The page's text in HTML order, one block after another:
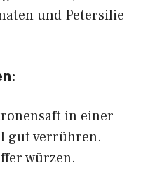
und Petersilie
in einer
gut verrühren.
würzen.